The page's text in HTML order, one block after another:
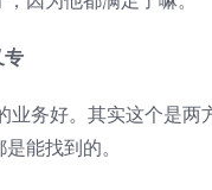
业务好。其实这个是
能找到的。